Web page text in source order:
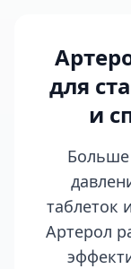
для
и
Больше
таблеток
Артерол